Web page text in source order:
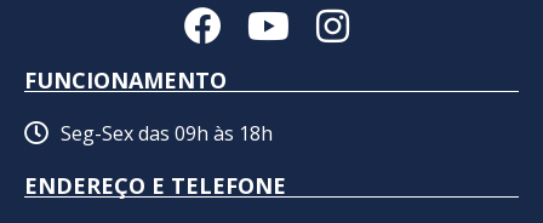
FUNCIONAMENTO
Seg-Sex das 09h às 18h
ENDEREÇO E TELEFONE